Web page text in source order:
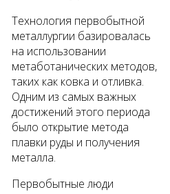
Технология первобытной
металлургии базировалась
на использовании
метаботанических методов,
таких как ковка и отливка.
Одним из самых важных
достижений этого периода
было открытие метода
плавки руды и получения
металла.
Первобытные люди